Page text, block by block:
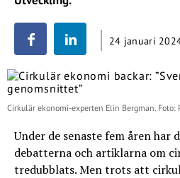
24 januari
Cirkulär ekonomi-experten Elin Bergman. Foto:
Under de senaste fem åren har
debatterna och artiklarna om
tredubblats. Men trots att